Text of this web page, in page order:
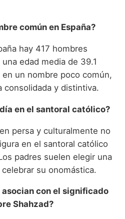
común en España?
hay 417 hombres
edad media de 39.1
un nombre poco común,
consolidada y distintiva.
en el santoral católico?
persa y culturalmente no
en el santoral católico
padres suelen elegir una
su onomástica.
asocian con el significado
Shahzad?